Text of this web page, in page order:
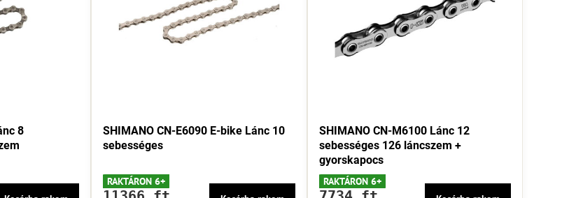
8
SHIMANO CN-E6090 E-bike Lánc 10
sebességes
RAKTÁRON 6+
SHIMANO CN-M6100 Lánc 12
sebességes 126 láncszem +
gyorskapocs
RAKTÁRON 6+